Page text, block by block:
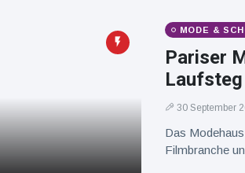
MODE &
Pariser
30 September
Das
Filmbranche